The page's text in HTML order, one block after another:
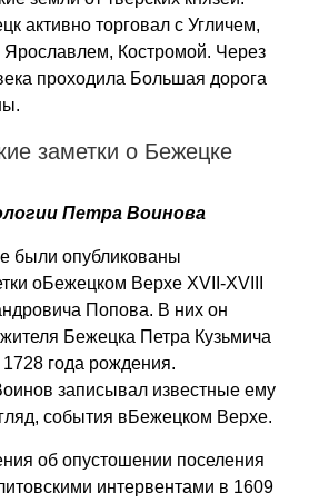
активно торговал с Угличем,
Костромой. Через
проходила Большая дорога
заметки о Бежецке
Петра Воинова
были опубликованы
оБежецком Верхе ХVΙΙ-ХVΙΙΙ
Попова. В них он
Бежецка Петра Кузьмича
года рождения.
записывал известные ему
события вБежецком Верхе.
об опустошении поселения
интервентами в 1609